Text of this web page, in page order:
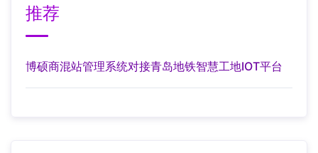
推荐
博硕商混站管理系统对接青岛地铁智慧工地IOT平台